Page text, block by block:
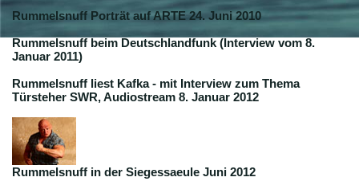
Rummelsnuff Porträt auf ARTE 24. Juni 2010
Rummelsnuff beim Deutschlandfunk (Interview vom 8.
Januar 2011)
Rummelsnuff liest Kafka - mit Interview zum Thema
Türsteher SWR, Audiostream 8. Januar 2012
Rummelsnuff in der Siegessaeule Juni 2012